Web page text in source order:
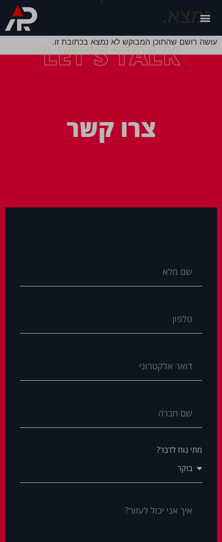
נמצא.
עושה רושם שהתוכן המבוקש לא נמצא בכתובת זו.
LET'S TALK
צרו קשר
מתי נוח לדבר?